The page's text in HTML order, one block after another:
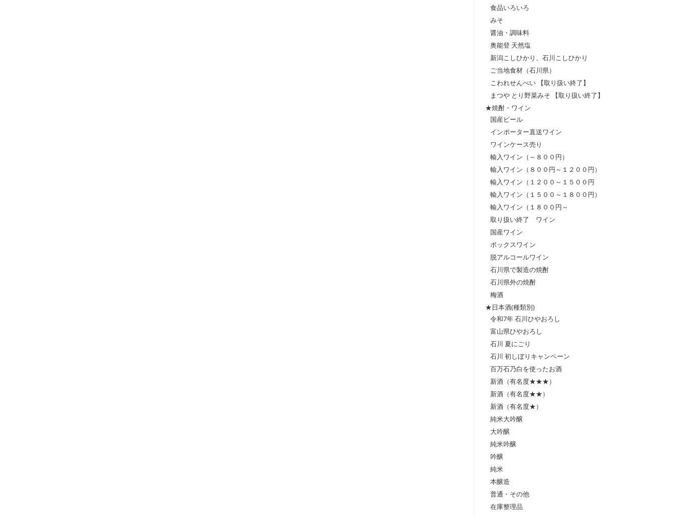
食品いろいろ
みそ
醤油・調味料
奥能登 天然塩
新潟こしひかり、石川こしひかり
ご当地食材（石川県）
こわれせんべい 【取り扱い終了】
まつや とり野菜みそ 【取り扱い終了】
★焼酎・ワイン
国産ビール
インポーター直送ワイン
ワインケース売り
輸入ワイン（～８００円）
輸入ワイン（８００円～１２００円）
輸入ワイン（１２００～１５００円
輸入ワイン（１５００～１８００円）
輸入ワイン（１８００円～
取り扱い終了 ワイン
国産ワイン
ボックスワイン
脱アルコールワイン
石川県で製造の焼酎
石川県外の焼酎
梅酒
★日本酒(種類別)
令和7年 石川ひやおろし
富山県ひやおろし
石川 夏にごり
石川 初しぼりキャンペーン
百万石乃白を使ったお酒
新酒（有名度★★★）
新酒（有名度★★）
新酒（有名度★）
純米大吟醸
大吟醸
純米吟醸
吟醸
純米
本醸造
普通・その他
在庫整理品